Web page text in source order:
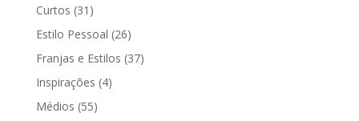
Curtos (31)
Estilo Pessoal (26)
Franjas e Estilos (37)
Inspirações (4)
Médios (55)